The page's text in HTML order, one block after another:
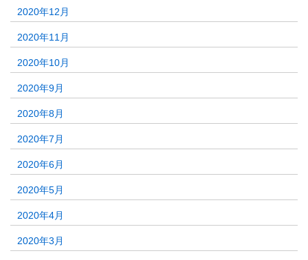
2020年12月
2020年11月
2020年10月
2020年9月
2020年8月
2020年7月
2020年6月
2020年5月
2020年4月
2020年3月